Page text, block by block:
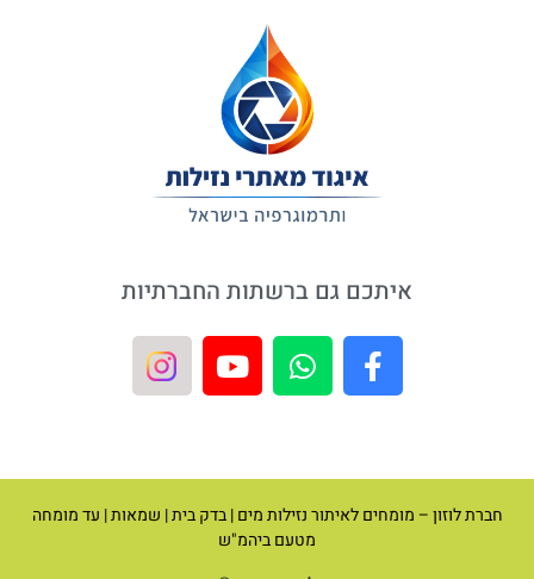
איתכם גם ברשתות החברתיות
חברת לוזון – מומחים לאיתור נזילות מים | בדק בית | שמאות | עד מומחה
מטעם ביהמ"ש